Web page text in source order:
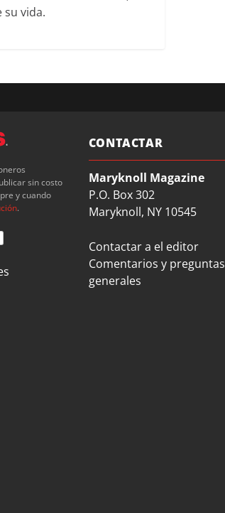
su vida.
sin costo
y cuando
.
CONTACTAR
Maryknoll Magazine
P.O. Box 302
Maryknoll, NY 10545
Contactar a el editor
Comentarios y preguntas
generales